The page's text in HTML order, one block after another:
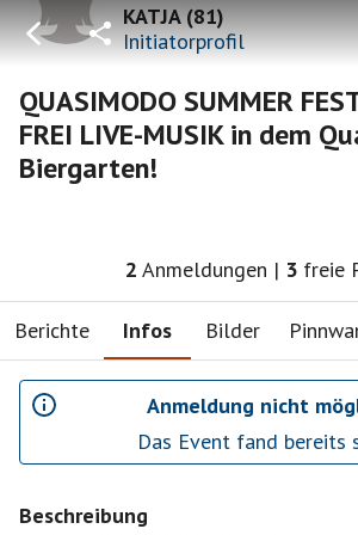
KATJA(81)
Initiatorprofil
QUASIMODO SUMMER
FREI LIVE-MUSIK in dem
Biergarten!
2 Anmeldungen | 3 freie
Berichte Infos Bilder
Anmeldung nicht
Das Event fand bereits
Beschreibung